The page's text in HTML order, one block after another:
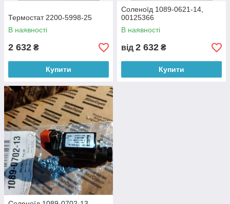
Термостат 2200-5998-25
В наявності
2 632 ₴
Купити
Соленоїд 1089-0621-14,
00125366
В наявності
від 2 632 ₴
Купити